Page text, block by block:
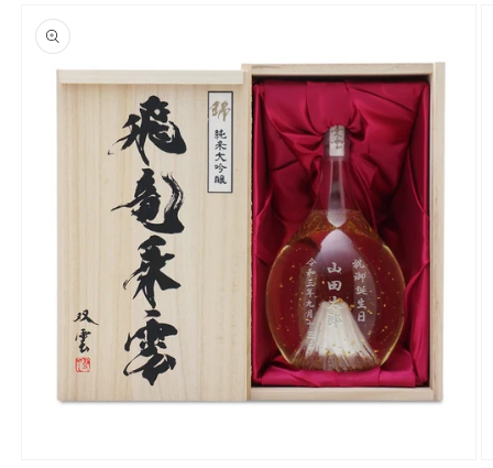
報にス
キップ